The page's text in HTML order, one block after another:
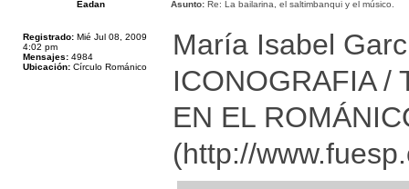
Eadan Asunto: Re: La bailarina, el saltimbanqui y el músico.
Registrado: Mié Jul 08, 2009
4:02 pm
Mensajes: 4984
Ubicación: Círculo Románico
María Isabel
ICONOGRAFIA /
EN EL
(http://